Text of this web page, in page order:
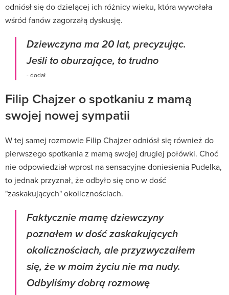
odniósł się do dzielącej ich różnicy wieku, która wywołała
wśród fanów zagorzałą dyskusję.
Dziewczyna ma 20 lat, precyzując.
Jeśli to oburzające, to trudno
- dodał
Filip Chajzer o spotkaniu z mamą
swojej nowej sympatii
W tej samej rozmowie Filip Chajzer odniósł się również do
pierwszego spotkania z mamą swojej drugiej połówki. Choć
nie odpowiedział wprost na sensacyjne doniesienia Pudelka,
to jednak przyznał, że odbyło się ono w dość
"zaskakujących" okolicznościach.
Faktycznie mamę dziewczyny
poznałem w dość zaskakujących
okolicznościach, ale przyzwyczaiłem
się, że w moim życiu nie ma nudy.
Odbyliśmy dobrą rozmowę